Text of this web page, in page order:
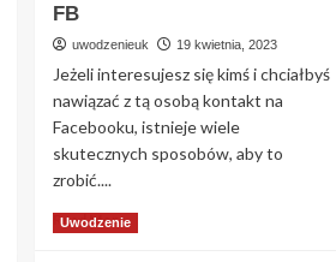
FB
uwodzenieuk 19 kwietnia, 2023
Jeżeli interesujesz się kimś i chciałbyś
nawiązać z tą osobą kontakt na
Facebooku, istnieje wiele
skutecznych sposobów, aby to
zrobić....
Read MoreRead
more
Uwodzenie